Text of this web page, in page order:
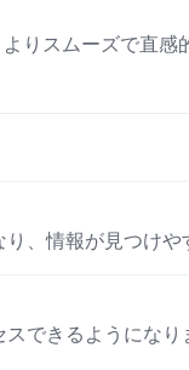
りスムーズで直
、情報が見つけや
できるようになり